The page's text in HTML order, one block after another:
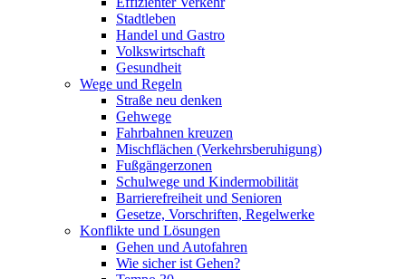
Stadtleben
Handel und Gastro
Volkswirtschaft
Gesundheit
Wege und Regeln
Straße neu denken
Gehwege
Fahrbahnen kreuzen
Mischflächen (Verkehrsberuhigung)
Fußgängerzonen
Schulwege und Kindermobilität
Barrierefreiheit und Senioren
Gesetze, Vorschriften, Regelwerke
Konflikte und Lösungen
Gehen und Autofahren
Wie sicher ist Gehen?